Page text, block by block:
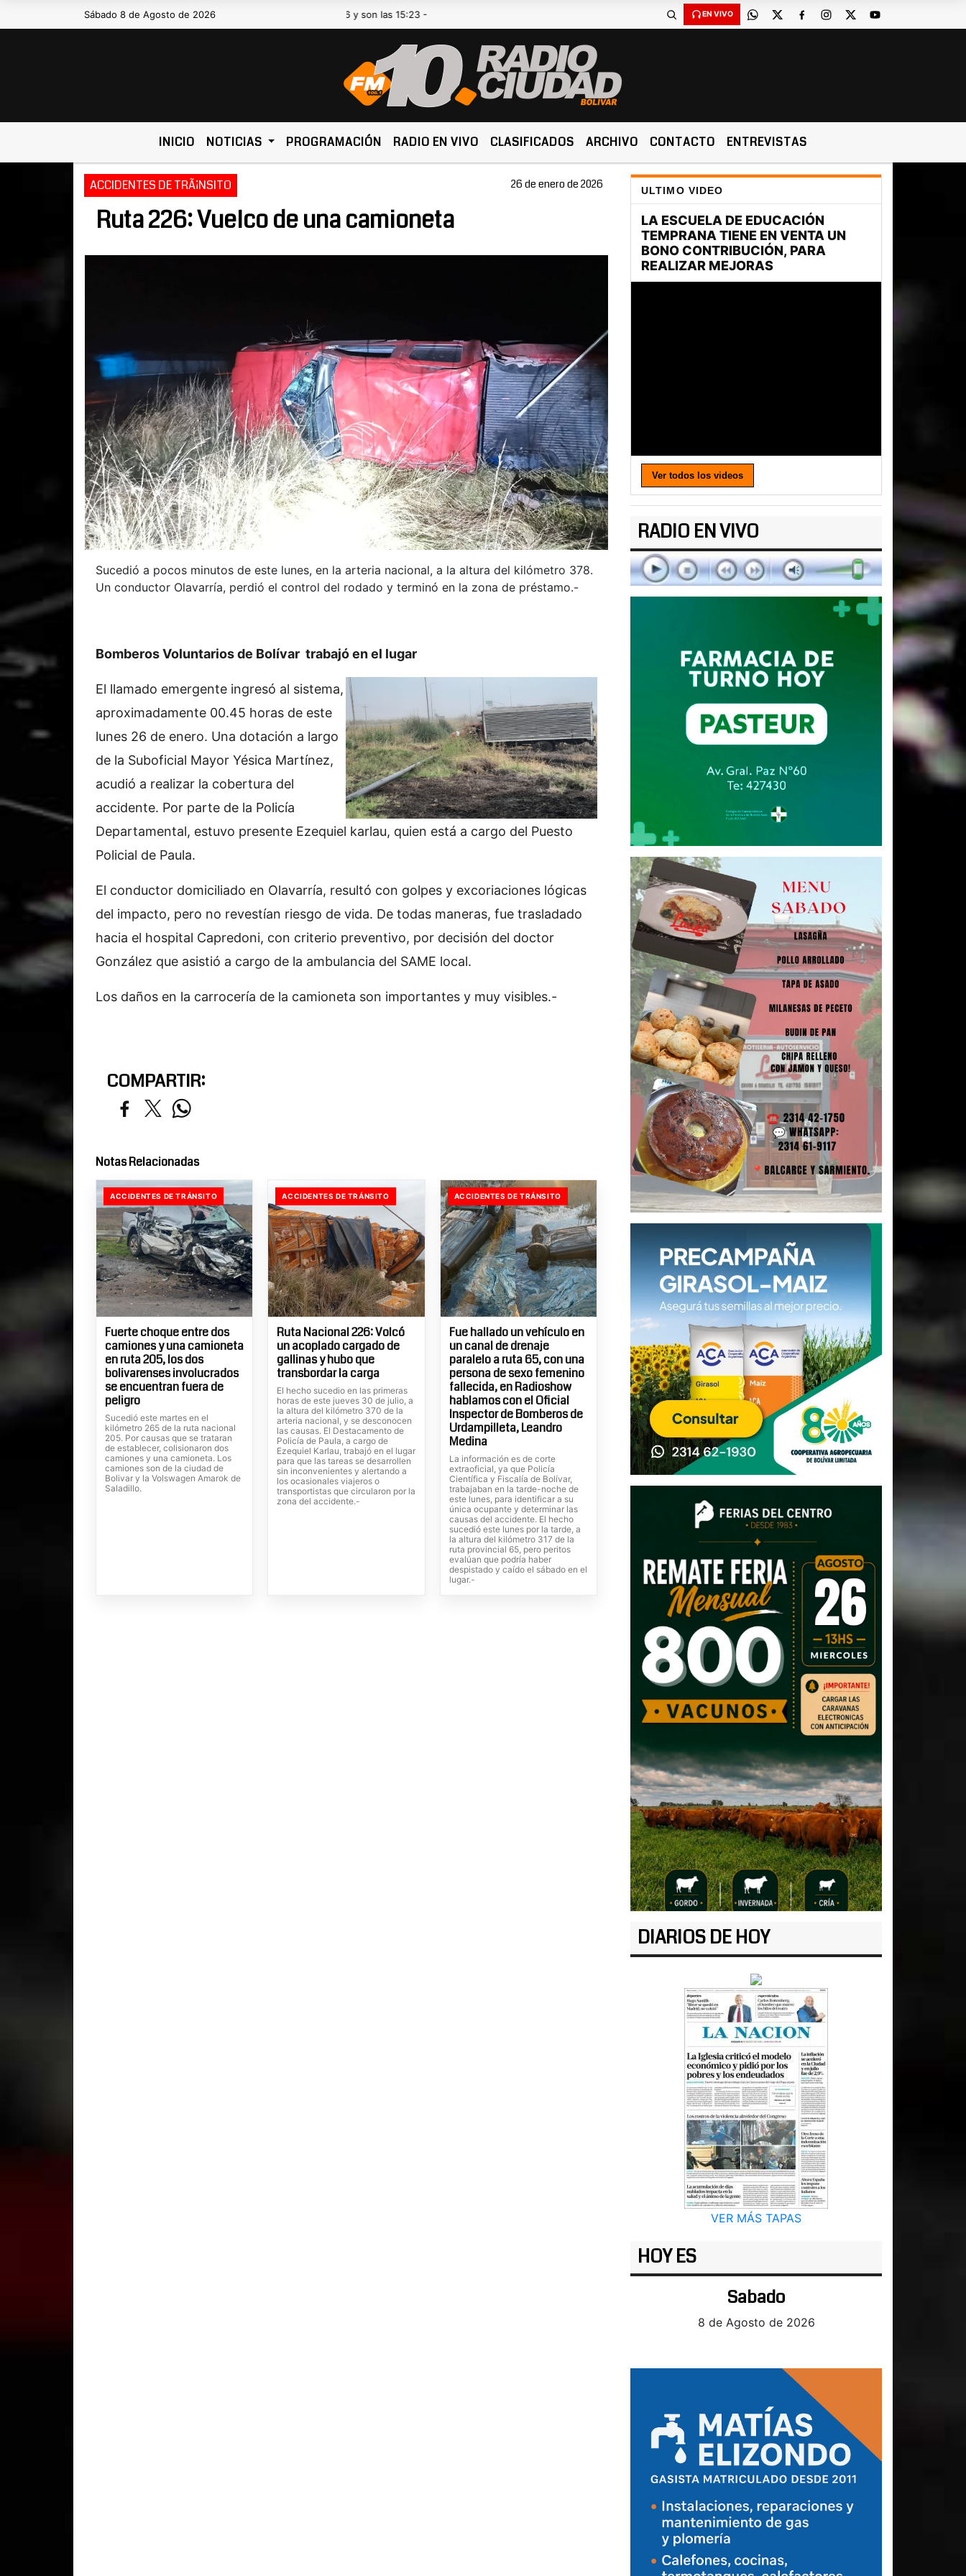
Sábado 8 de Agosto de 2026
Hoy es Sábado 8 de Agosto de 2026 y son las 15:23 - EN VIVO
INICIO NOTICIAS PROGRAMACIÓN RADIO EN VIVO CLASIFICADOS ARCHIVO CONTACTO ENTREVISTAS
ACCIDENTES DE TRÃ¡NSITO 26 de enero de 2026
Ruta 226: Vuelco de una camioneta
Sucedió a pocos minutos de este lunes, en la arteria nacional, a la altura del kilómetro 378.
Un conductor Olavarría, perdió el control del rodado y terminó en la zona de préstamo.-
Bomberos Voluntarios de Bolívar trabajó en el lugar
El llamado emergente ingresó al sistema,
aproximadamente 00.45 horas de este
lunes 26 de enero. Una dotación a largo
de la Suboficial Mayor Yésica Martínez,
acudió a realizar la cobertura del
accidente. Por parte de la Policía
Departamental, estuvo presente Ezequiel karlau, quien está a cargo del Puesto
Policial de Paula.
El conductor domiciliado en Olavarría, resultó con golpes y excoriaciones lógicas
del impacto, pero no revestían riesgo de vida. De todas maneras, fue trasladado
hacia el hospital Capredoni, con criterio preventivo, por decisión del doctor
González que asistió a cargo de la ambulancia del SAME local.
Los daños en la carrocería de la camioneta son importantes y muy visibles.-
COMPARTIR:
Notas Relacionadas
ACCIDENTES DE TRÁNSITO
Fuerte choque entre dos
camiones y una camioneta
en ruta 205, los dos
bolivarenses involucrados
se encuentran fuera de
peligro
Sucedió este martes en el
kilómetro 265 de la ruta nacional
205. Por causas que se trataran
de establecer, colisionaron dos
camiones y una camioneta. Los
camiones son de la ciudad de
Bolivar y la Volswagen Amarok de
Saladillo.
ACCIDENTES DE TRÁNSITO
Ruta Nacional 226: Volcó
un acoplado cargado de
gallinas y hubo que
transbordar la carga
El hecho sucedio en las primeras
horas de este jueves 30 de julio, a
la altura del kilómetro 370 de la
arteria nacional, y se desconocen
las causas. El Destacamento de
Policía de Paula, a cargo de
Ezequiel Karlau, trabajó en el lugar
para que las tareas se desarrollen
sin inconvenientes y alertando a
los ocasionales viajeros o
transportistas que circularon por la
zona del accidente.-
ACCIDENTES DE TRÁNSITO
Fue hallado un vehículo en
un canal de drenaje
paralelo a ruta 65, con una
persona de sexo femenino
fallecida, en Radioshow
hablamos con el Oficial
Inspector de Bomberos de
Urdampilleta, Leandro
Medina
La información es de corte
extraoficial, ya que Policía
Científica y Fiscalía de Bolívar,
trabajaban en la tarde-noche de
este lunes, para identificar a su
única ocupante y determinar las
causas del accidente. El hecho
sucedió este lunes por la tarde, a
la altura del kilómetro 317 de la
ruta provincial 65, pero peritos
evalúan que podría haber
despistado y caído el sábado en el
lugar.-
ULTIMO VIDEO
Ver todos los videos
RADIO EN VIVO
DIARIOS DE HOY
VER MÁS TAPAS
HOY ES
Sabado
8 de Agosto de 2026